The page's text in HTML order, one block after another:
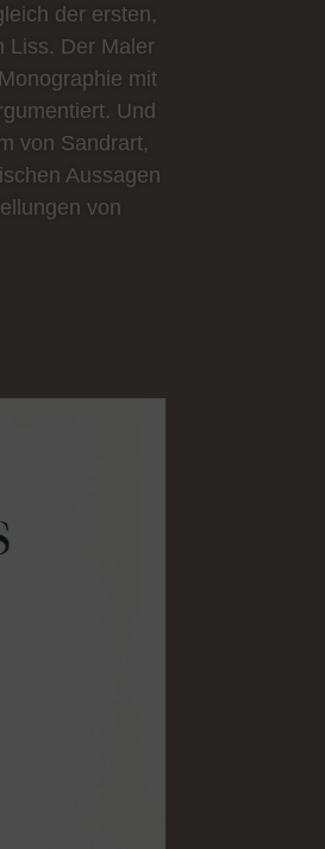
der ersten,
Liss. Der Maler
mit
Und
von Sandrart,
Aussagen
von